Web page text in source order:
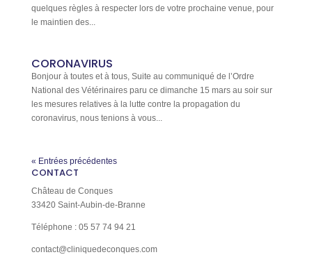
quelques règles à respecter lors de votre prochaine venue, pour
le maintien des...
CORONAVIRUS
Bonjour à toutes et à tous, Suite au communiqué de l’Ordre
National des Vétérinaires paru ce dimanche 15 mars au soir sur
les mesures relatives à la lutte contre la propagation du
coronavirus, nous tenions à vous...
« Entrées précédentes
CONTACT
Château de Conques
33420 Saint-Aubin-de-Branne
Téléphone : 05 57 74 94 21
contact@cliniquedeconques.com